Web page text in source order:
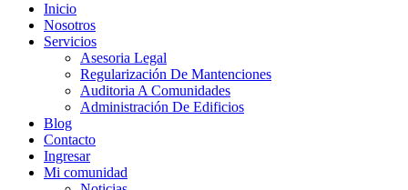
Inicio
Nosotros
Servicios
Asesoria Legal
Regularización De Mantenciones
Auditoria A Comunidades
Administración De Edificios
Blog
Contacto
Ingresar
Mi comunidad